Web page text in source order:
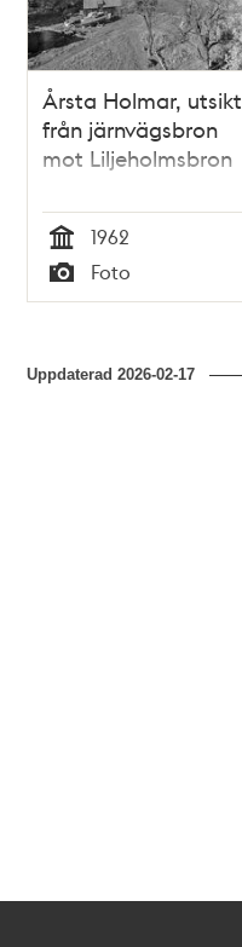
Årsta Holmar, utsikt
från järnvägsbron
mot Liljeholmsbron
Tid
1962
Typ
Foto
Uppdaterad2026-02-17